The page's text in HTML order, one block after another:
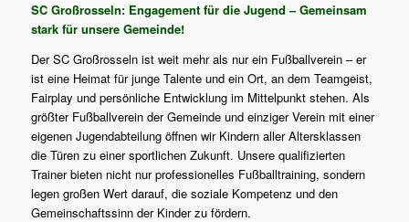
SC Großrosseln: Engagement für die Jugend – Gemeinsam
stark für unsere Gemeinde!
Der SC Großrosseln ist weit mehr als nur ein Fußballverein – er
ist eine Heimat für junge Talente und ein Ort, an dem Teamgeist,
Fairplay und persönliche Entwicklung im Mittelpunkt stehen. Als
größter Fußballverein der Gemeinde und einziger Verein mit einer
eigenen Jugendabteilung öffnen wir Kindern aller Altersklassen
die Türen zu einer sportlichen Zukunft. Unsere qualifizierten
Trainer bieten nicht nur professionelles Fußballtraining, sondern
legen großen Wert darauf, die soziale Kompetenz und den
Gemeinschaftssinn der Kinder zu fördern.